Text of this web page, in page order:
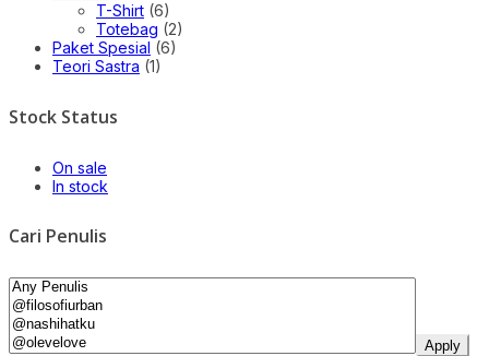
T-Shirt (6)
Totebag (2)
Paket Spesial (6)
Teori Sastra (1)
Stock Status
On sale
In stock
Cari Penulis
Apply